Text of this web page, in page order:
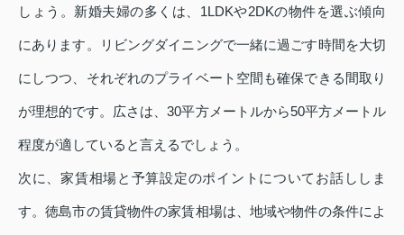
しょう。新婚夫婦の多くは、1LDKや2DKの物件を選ぶ傾向
にあります。リビングダイニングで一緒に過ごす時間を大切
にしつつ、それぞれのプライベート空間も確保できる間取り
が理想的です。広さは、30平方メートルから50平方メートル
程度が適していると言えるでしょう。
次に、家賃相場と予算設定のポイントについてお話ししま
す。徳島市の賃貸物件の家賃相場は、地域や物件の条件によ